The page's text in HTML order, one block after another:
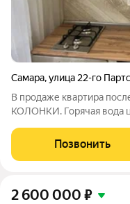
Самара,улица 22-го
В продаже квартира
КОЛОНКИ. Горячая вода
замена электрики .
заменены ТСЖ.
Позвонить
2 600 000 ₽